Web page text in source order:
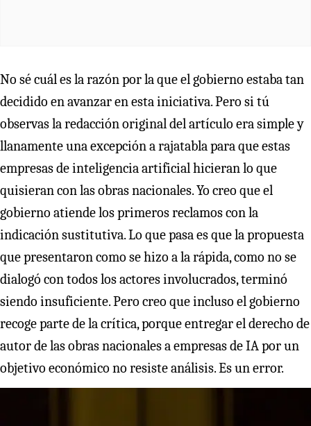
No sé cuál es la razón por la que el gobierno estaba tan
decidido en avanzar en esta iniciativa. Pero si tú
observas la redacción original del artículo era simple y
llanamente una excepción a rajatabla para que estas
empresas de inteligencia artificial hicieran lo que
quisieran con las obras nacionales. Yo creo que el
gobierno atiende los primeros reclamos con la
indicación sustitutiva. Lo que pasa es que la propuesta
que presentaron como se hizo a la rápida, como no se
dialogó con todos los actores involucrados, terminó
siendo insuficiente. Pero creo que incluso el gobierno
recoge parte de la crítica, porque entregar el derecho de
autor de las obras nacionales a empresas de IA por un
objetivo económico no resiste análisis. Es un error.